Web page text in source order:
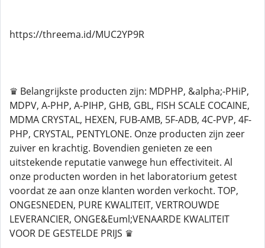
https://threema.id/MUC2YP9R
♛ Belangrijkste producten zijn: MDPHP, &alpha;-PHiP,
MDPV, A-PHP, A-PIHP, GHB, GBL, FISH SCALE COCAINE,
MDMA CRYSTAL, HEXEN, FUB-AMB, 5F-ADB, 4C-PVP, 4F-
PHP, CRYSTAL, PENTYLONE. Onze producten zijn zeer
zuiver en krachtig. Bovendien genieten ze een
uitstekende reputatie vanwege hun effectiviteit. Al
onze producten worden in het laboratorium getest
voordat ze aan onze klanten worden verkocht. TOP,
ONGESNEDEN, PURE KWALITEIT, VERTROUWDE
LEVERANCIER, ONGE&Euml;VENAARDE KWALITEIT
VOOR DE GESTELDE PRIJS ♛